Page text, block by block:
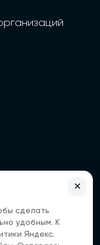
права защищены
от многих
не является
сделать
удобным. К
Яндекс.
✕